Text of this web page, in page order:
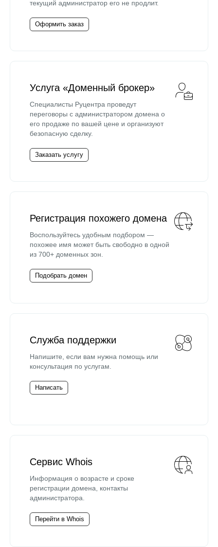
текущий администратор его не продлит.
Оформить заказ
Услуга «Доменный брокер»
Специалисты Руцентра проведут
переговоры с администратором домена о
его продаже по вашей цене и организуют
безопасную сделку.
Заказать услугу
Регистрация похожего домена
Воспользуйтесь удобным подбором —
похожее имя может быть свободно в одной
из 700+ доменных зон.
Подобрать домен
Служба поддержки
Напишите, если вам нужна помощь или
консультация по услугам.
Написать
Сервис Whois
Информация о возрасте и сроке
регистрации домена, контакты
администратора.
Перейти в Whois